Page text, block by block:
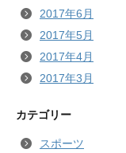
2017年6月
2017年5月
2017年4月
2017年3月
カテゴリー
スポーツ